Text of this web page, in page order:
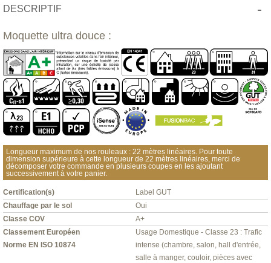
DESCRIPTIF -
Moquette ultra douce :
Longueur maximum de nos rouleaux : 22 mètres linéaires. Pour toute
dimension supérieure à cette longueur de 22 mètres linéaires, merci de
décomposer votre commande en plusieurs coupes en les ajoutant
successivement à votre panier.
Certification(s)
Label GUT
Chauffage par le sol
Oui
Classe COV
A+
Classement Européen
Norme EN ISO 10874
Usage Domestique - Classe 23 : Trafic
intense (chambre, salon, hall d'entrée,
salle à manger, couloir, pièces avec